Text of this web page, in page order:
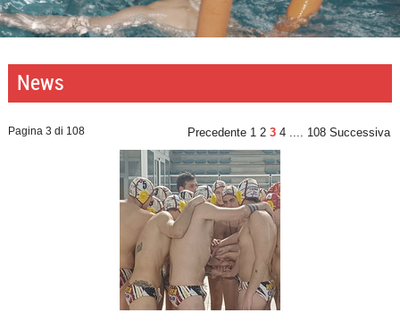
News
Pagina 3 di 108 Precedente 1 2 3 4 .... 108 Successiva